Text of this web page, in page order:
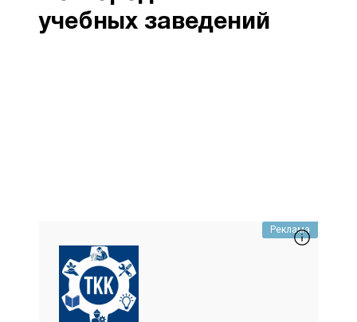
учебных заведений
Реклама